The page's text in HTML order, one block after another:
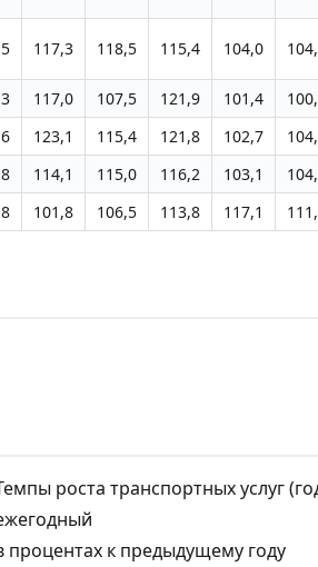
117,3 118,5 115,4 104,0
117,0 107,5 121,9 101,4
123,1 115,4 121,8 102,7
114,1 115,0 116,2 103,1
101,8 106,5 113,8 117,1
роста транспортных услуг
процентах к предыдущему году